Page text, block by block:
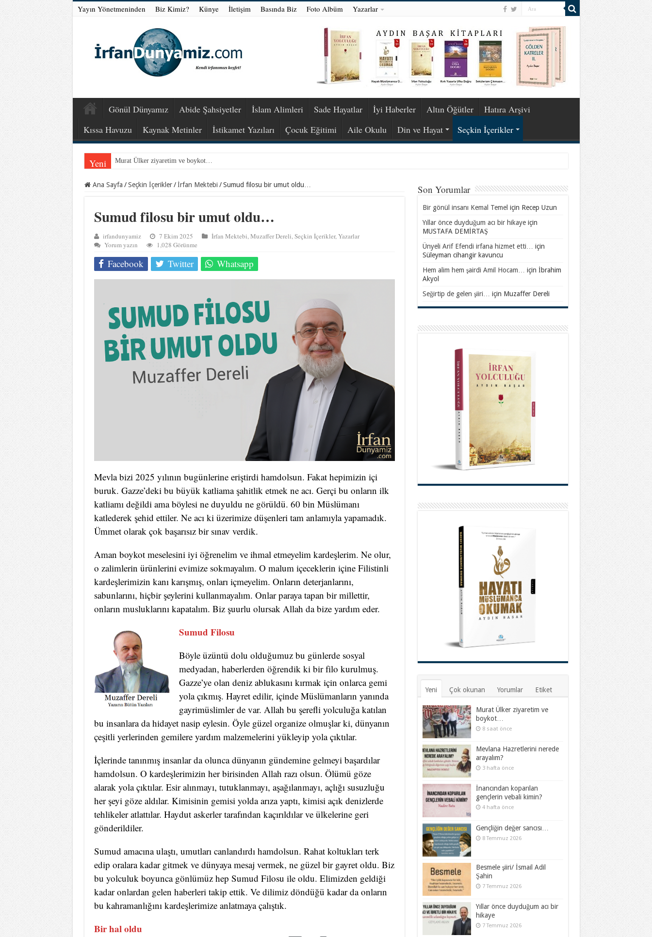
Yayın Yönetmeninden Biz Kimiz? Künye İletişim Basında Biz Foto Albüm Yazarlar
Gönül Dünyamız Abide Şahsiyetler İslam Alimleri Sade Hayatlar İyi Haberler Altın Öğütler
Hatıra Arşivi
Kıssa Havuzu
Kaynak Metinler İstikamet Yazıları Çocuk Eğitimi Aile Okulu Din ve Hayat Seçkin İçerikler
Yeni Murat Ülker ziyaretim ve boykot…
Ana Sayfa / Seçkin İçerikler / İrfan Mektebi / Sumud filosu bir umut oldu…
Sumud filosu bir umut oldu…
irfandunyamiz 7 Ekim 2025 İrfan Mektebi,Muzaffer Dereli,Seçkin İçerikler,Yazarlar
Yorum yazın
1,028 Görünme
Facebook Twitter Whatsapp
Mevla bizi 2025 yılının bugünlerine eriştirdi hamdolsun. Fakat hepimizin içi
buruk. Gazze’deki bu büyük katliama şahitlik etmek ne acı. Gerçi bu onların ilk
katliamı değildi ama böylesi ne duyuldu ne görüldü. 60 bin Müslümanı
katlederek şehid ettiler. Ne acı ki üzerimize düşenleri tam anlamıyla yapamadık.
Ümmet olarak çok başarısız bir sınav verdik.
Aman boykot meselesini iyi öğrenelim ve ihmal etmeyelim kardeşlerim. Ne olur,
o zalimlerin ürünlerini evimize sokmayalım. O malum içeceklerin içine Filistinli
kardeşlerimizin kanı karışmış, onları içmeyelim. Onların deterjanlarını,
sabunlarını, hiçbir şeylerini kullanmayalım. Onlar paraya tapan bir millettir,
onların musluklarını kapatalım. Biz şuurlu olursak Allah da bize yardım eder.
Sumud Filosu
Böyle üzüntü dolu olduğumuz bu günlerde sosyal
medyadan, haberlerden öğrendik ki bir filo kurulmuş.
Gazze’ye olan deniz ablukasını kırmak için onlarca gemi
yola çıkmış. Hayret edilir, içinde Müslümanların yanında
gayrimüslimler de var. Allah bu şerefli yolculuğa katılan
bu insanlara da hidayet nasip eylesin. Öyle güzel organize olmuşlar ki, dünyanın
çeşitli yerlerinden gemilere yardım malzemelerini yükleyip yola çıktılar.
İçlerinde tanınmış insanlar da olunca dünyanın gündemine gelmeyi başardılar
hamdolsun. O kardeşlerimizin her birisinden Allah razı olsun. Ölümü göze
alarak yola çıktılar. Esir alınmayı, tutuklanmayı, aşağılanmayı, açlığı susuzluğu
her şeyi göze aldılar. Kimisinin gemisi yolda arıza yaptı, kimisi açık denizlerde
tehlikeler atlattılar. Haydut askerler tarafından kaçırıldılar ve ülkelerine geri
gönderildiler.
Sumud amacına ulaştı, umutları canlandırdı hamdolsun. Rahat koltukları terk
edip oralara kadar gitmek ve dünyaya mesaj vermek, ne güzel bir gayret oldu. Biz
bu yolculuk boyunca gönlümüz hep Sumud Filosu ile oldu. Elimizden geldiği
kadar onlardan gelen haberleri takip ettik. Ve dilimiz döndüğü kadar da onların
bu kahramanlığını kardeşlerimize anlatmaya çalıştık.
Bir hal oldu
Son Yorumlar
Bir gönül insanı Kemal Temel için Recep Uzun
Yıllar önce duyduğum acı bir hikayeiçin
MUSTAFA DEMİRTAŞ
Ünyeli Arif Efendi irfana hizmet etti…
için
Süleyman cihangir kavuncu
Hem alim hem şairdi Amil Hocam…
için İbrahim
Akyol
Seğirtip de gelen şiiri…
için Muzaffer Dereli
Yeni Çok okunan Yorumlar Etiket
Murat Ülker ziyaretim ve
boykot…
8 saat önce
Mevlana Hazretlerini nerede
arayalım?
3 hafta önce
İnancından koparılan
gençlerin vebali kimin?
4 hafta önce
Gençliğin değer sancısı…
8 Temmuz 2026
Besmele şiiri/ İsmail Adil
Şahin
7 Temmuz 2026
Yıllar önce duyduğum acı bir
hikaye
7 Temmuz 2026